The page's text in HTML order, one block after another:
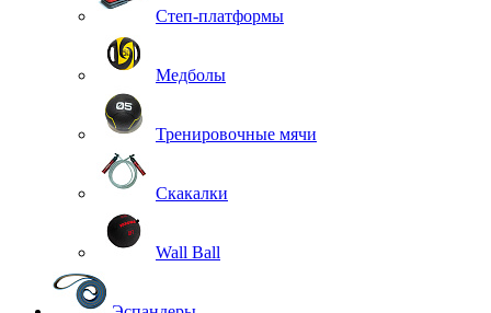
Степ-платформы
Медболы
Тренировочные мячи
Скакалки
Wall Ball